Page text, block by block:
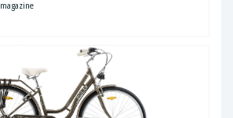
magazine